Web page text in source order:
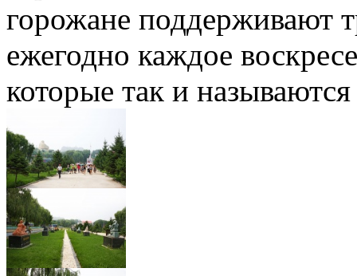
горожане поддерживают
ежегодно каждое
которые так и